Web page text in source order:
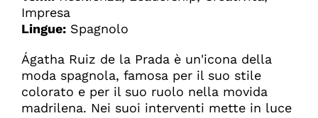
Impresa
Lingue:Spagnolo
Ágatha Ruiz de la Prada è un'icona della
moda spagnola, famosa per il suo stile
colorato e per il suo ruolo nella movida
madrilena. Nei suoi interventi mette in luce